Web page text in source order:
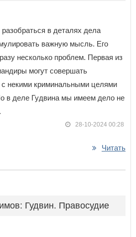
в деталях дела
важную мысль. Его
несколько проблем. Первая из
могут совершать
с некими криминальными целями
в деле Гудвина мы имеем дело не
28-10-2024 00:28
Читать
Гудвин. Правосудие